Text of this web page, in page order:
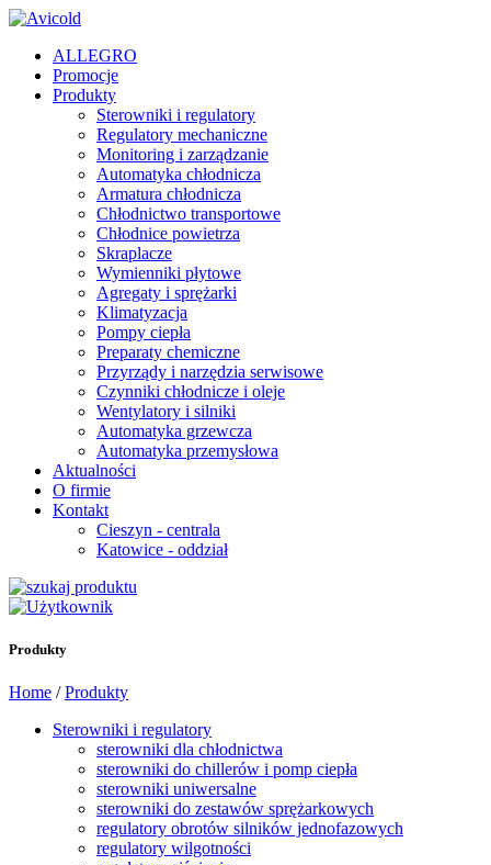
ALLEGRO
Promocje
Produkty
Sterowniki i regulatory
Regulatory mechaniczne
Monitoring i zarządzanie
Automatyka chłodnicza
Armatura chłodnicza
Chłodnictwo transportowe
Chłodnice powietrza
Skraplacze
Wymienniki płytowe
Agregaty i sprężarki
Klimatyzacja
Pompy ciepła
Preparaty chemiczne
Przyrządy i narzędzia serwisowe
Czynniki chłodnicze i oleje
Wentylatory i silniki
Automatyka grzewcza
Automatyka przemysłowa
Aktualności
O firmie
Kontakt
Cieszyn - centrala
Katowice - oddział
Produkty
Home /Produkty
Sterowniki i regulatory
sterowniki dla chłodnictwa
sterowniki do chillerów i pomp ciepła
sterowniki uniwersalne
sterowniki do zestawów sprężarkowych
regulatory obrotów silników jednofazowych
regulatory wilgotności